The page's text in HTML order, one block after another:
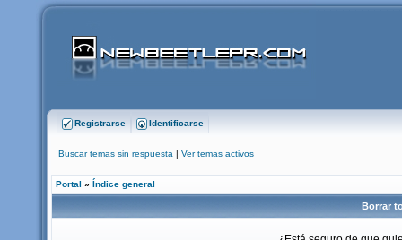
Registrarse Identificarse
Buscar temas sin respuesta | Ver temas activos
Portal » Índice general
Borrar